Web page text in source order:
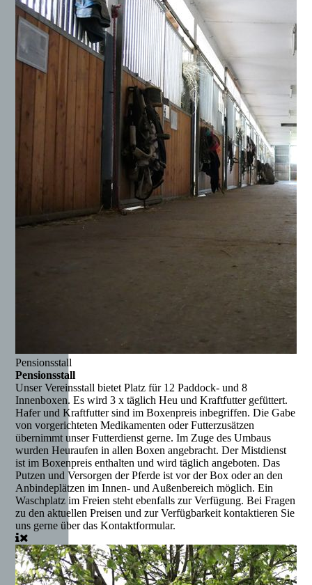
Pensionsstall
Pensionsstall
Unser Vereinsstall bietet Platz für 12 Paddock- und 8
Innenboxen. Es wird 3 x täglich Heu und Kraftfutter gefüttert.
Hafer und Kraftfutter sind im Boxenpreis inbegriffen. Die Gabe
von vorgerichteten Medikamenten oder Futterzusätzen
übernimmt unser Futterdienst gerne. Im Zuge des Umbaus
wurden Heuraufen in allen Boxen angebracht. Der Mistdienst
ist im Boxenpreis enthalten und wird täglich angeboten. Das
Putzen und Versorgen der Pferde ist vor der Box oder an den
Anbindeplätzen im Innen- und Außenbereich möglich. Ein
Waschplatz im Freien steht ebenfalls zur Verfügung. Bei Fragen
zu den aktuellen Preisen und zur Verfügbarkeit kontaktieren Sie
uns gerne über das Kontaktformular.